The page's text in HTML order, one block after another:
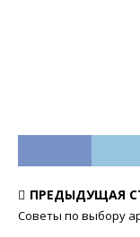
ПРЕДЫДУЩАЯ
Советы по выбору